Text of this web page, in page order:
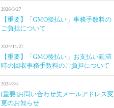
2026/3/27
【重要】「GMO後払い」事務手数料の
ご負担について
2024/11/27
【重要】「GMO後払い」お支払い延滞
時の回収事務手数料のご負担について
2024/3/4
[重要]お問い合わせ先メールアドレス変
更のお知らせ